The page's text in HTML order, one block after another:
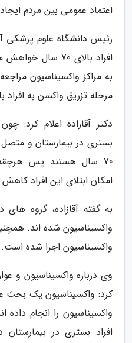
اعتماد عمومی بین مردم
رئیس دانشگاه علوم پزشکی
افراد بالای 70
به مراکز واکسیناسیون
مرحله تزریق واکسن به افراد بالای 65 سال
دکتر آقازاده اعلام کرد:
بستری در بیمارستان و متصل
70 سال هستند پس
امکان ابتلای این افراد
به گفته آقازاده، گروه
واکسیناسیون شده اند.
واکسیناسیون اجرا شده است.
وی درباره واکسیناسیون و
کرد: واکسیناسیون یک بحث
واکسیناسیون را انجام
افراد بستری در